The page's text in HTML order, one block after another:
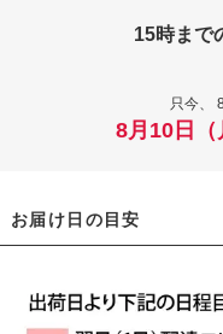
15時まで
只今、
8月10日（
お届け日の目安